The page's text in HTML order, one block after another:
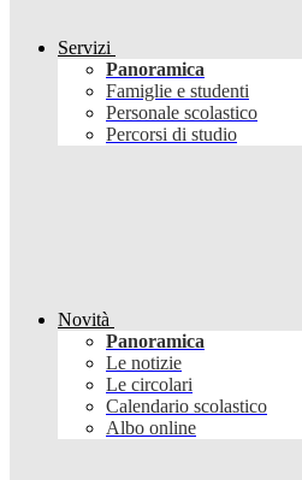
Servizi
Panoramica
Famiglie e studenti
Personale scolastico
Percorsi di studio
Novità
Panoramica
Le notizie
Le circolari
Calendario scolastico
Albo online